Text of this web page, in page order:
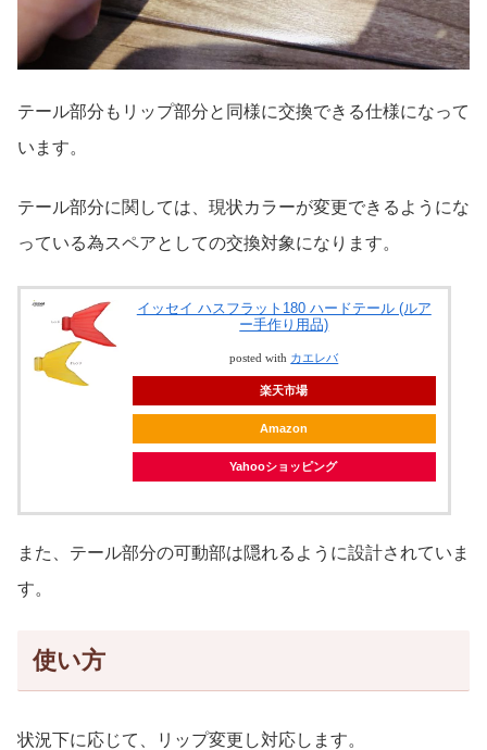
テール部分もリップ部分と同様に交換できる仕様になって
います。
テール部分に関しては、現状カラーが変更できるようにな
っている為スペアとしての交換対象になります。
イッセイ ハスフラット180 ハードテール (ルア
ー手作り用品)
posted with カエレバ
楽天市場
Amazon
Yahooショッピング
また、テール部分の可動部は隠れるように設計されていま
す。
使い方
状況下に応じて、リップ変更し対応します。